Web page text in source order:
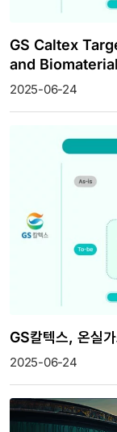
GS Caltex
and
2025-06-24
GS칼텍스, 온실
2025-06-24